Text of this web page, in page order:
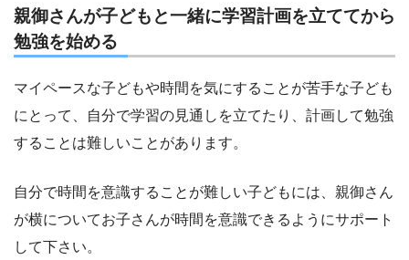
親御さんが子どもと一緒に学習計画を立ててから
勉強を始める
マイペースな子どもや時間を気にすることが苦手な子ども
にとって、自分で学習の見通しを立てたり、計画して勉強
することは難しいことがあります。
自分で時間を意識することが難しい子どもには、親御さん
が横についてお子さんが時間を意識できるようにサポート
して下さい。